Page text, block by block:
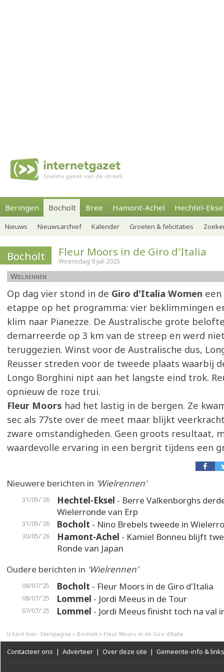
Beringen Bocholt Bree Hamont-Achel Hechtel-
Nieuws Nieuwsarchief Kalender Groeten & felicitaties
Bocholt Fleur Moors in de Giro d'Italia
Woensdag 9 juli 2025
Wielrennen
Op dag vier stond in de Giro d'Italia Women
etappe op het programma: vier beklimmingen
klim naar Pianezze. De Australische grote
demarreerde op 3 km van de streep en werd
teruggezien. Winst voor de Australische dus,
Reusser streden voor de tweede plaats waarbij
Longo Borghini nipt aan het langste eind trok.
opnieuw de roze trui.
Fleur Moors had het lastig in de bergen. Ze
sec als 77ste over de meet maar blijkt
zware omstandigheden. Geen groots resultaat,
waardevolle ervaring in een bergrit tijdens een
Nieuwere berichten in 'Wielrennen'
31/05/'26 Hechtel-Eksel - Berre Valkenborghs
Wielerronde van Erp
31/05/'26 Bocholt - Nino Brebels tweede in
30/05/'26 Hamont-Achel - Kamiel Bonneu blijft
Ronde van Japan
Oudere berichten in 'Wielrennen'
08/07/'25 Bocholt - Fleur Moors in de Giro d'Italia
08/07/'25 Lommel - Jordi Meeus in de Tour
07/07/'25 Lommel - Jordi Meeus finisht toch na val
U bent hier: Startpagina » Bocholt » Fleur Moors in de Giro d'Italia
Contacteer ons | Adverteer | Over deze site | Gemeente-info & links